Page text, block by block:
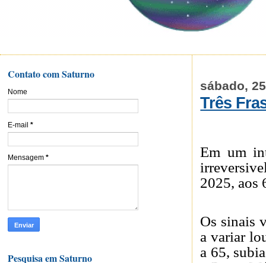
sábado,
Três
Em um
2025, aos
Os sinais
a variar
a 65,
Contato com Saturno
Nome
E-mail *
Mensagem *
Pesquisa em Saturno